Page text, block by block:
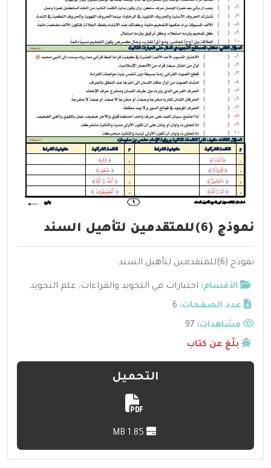
نموذج (6)للمتقدمين لتأهيل السند
نموذج (6)للمتقدمين لتأهيل السند
الأقسام: اختبارات في التجويد والقراءات, علم التجويد
عدد الصفحات: 6
مشاهدات:
بلّغ عن كتاب
التحميل